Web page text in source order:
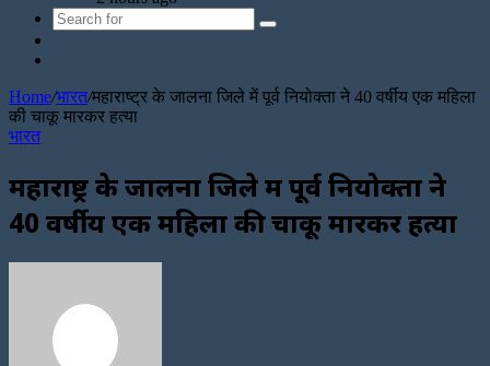
Search
Home/भारत/महाराष्ट्र के जालना जिले में पूर्व नियोक्ता ने 40 वर्षीय एक महिला
की चाकू मारकर हत्या
भारत
महाराष्ट्र के जालना जिले में पूर्व नियोक्ता ने
40 वर्षीय एक महिला की चाकू मारकर हत्या